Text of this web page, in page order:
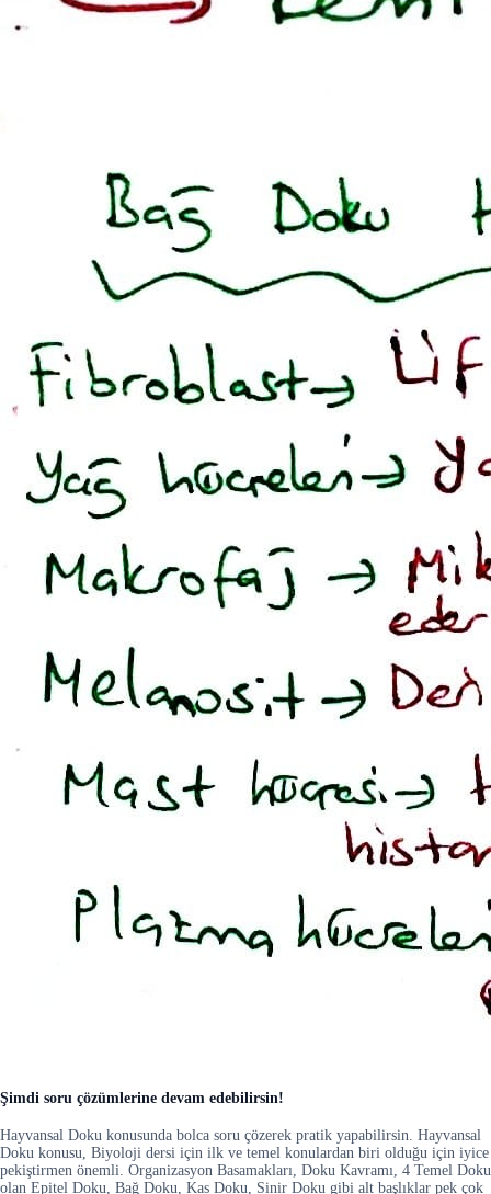
Şimdi soru çözümlerine devam edebilirsin!
Hayvansal Doku konusunda bolca soru çözerek pratik yapabilirsin. Hayvansal
Doku konusu, Biyoloji dersi için ilk ve temel konulardan biri olduğu için iyice
pekiştirmen önemli. Organizasyon Basamakları, Doku Kavramı, 4 Temel Doku
olan Epitel Doku, Bağ Doku, Kas Doku, Sinir Doku gibi alt başlıklar pek çok